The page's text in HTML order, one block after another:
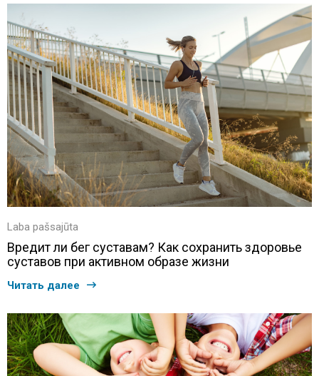
Laba pašsajūta
Вредит ли бег суставам? Как сохранить здоровье
суставов при активном образе жизни
Читать далее